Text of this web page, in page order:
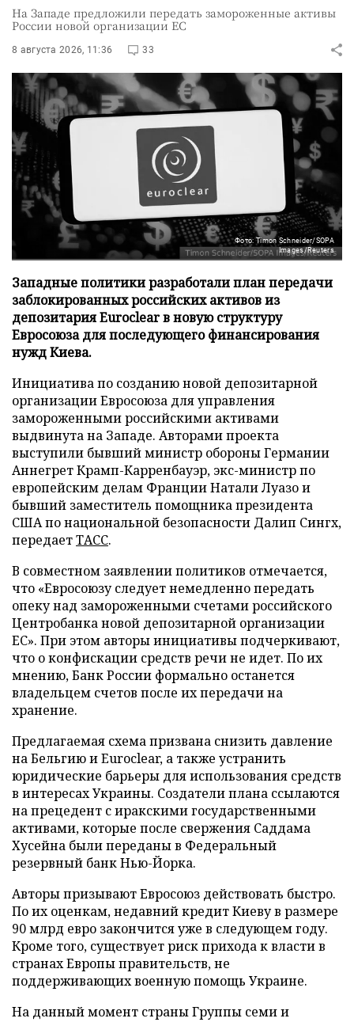
На Западе предложили передать замороженные активы
России новой организации ЕС
8 августа 2026, 11:36 33
Фото: Timon Schneider/SOPA
Images/Reuters
Западные политики разработали план передачи
заблокированных российских активов из
депозитария Euroclear в новую структуру
Евросоюза для последующего финансирования
нужд Киева.
Инициатива по созданию новой депозитарной
организации Евросоюза для управления
замороженными российскими активами
выдвинута на Западе. Авторами проекта
выступили бывший министр обороны Германии
Аннегрет Крамп-Карренбауэр, экс-министр по
европейским делам Франции Натали Луазо и
бывший заместитель помощника президента
США по национальной безопасности Далип Сингх,
передаетТАСС.
В совместном заявлении политиков отмечается,
что «Евросоюзу следует немедленно передать
опеку над замороженными счетами российского
Центробанка новой депозитарной организации
ЕС». При этом авторы инициативы подчеркивают,
что о конфискации средств речи не идет. По их
мнению, Банк России формально останется
владельцем счетов после их передачи на
хранение.
Предлагаемая схема призвана снизить давление
на Бельгию и Euroclear, а также устранить
юридические барьеры для использования средств
в интересах Украины. Создатели плана ссылаются
на прецедент с иракскими государственными
активами, которые после свержения Саддама
Хусейна были переданы в Федеральный
резервный банк Нью-Йорка.
Авторы призывают Евросоюз действовать быстро.
По их оценкам, недавний кредит Киеву в размере
90 млрд евро закончится уже в следующем году.
Кроме того, существует риск прихода к власти в
странах Европы правительств, не
поддерживающих военную помощь Украине.
На данный момент страны Группы семи и